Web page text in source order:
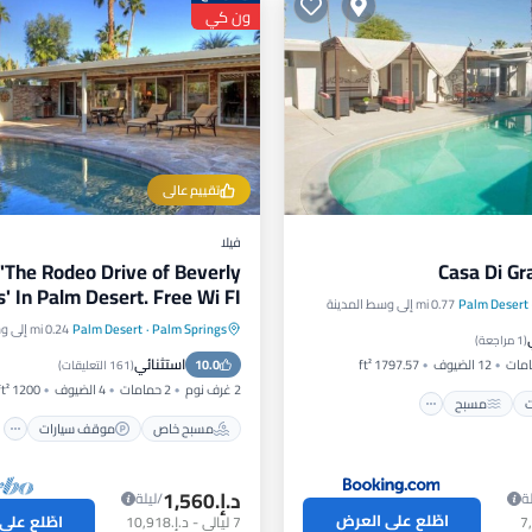
Casa Di
Palm Desert0.77 mi إلى وسط المدينة
(1 مراجعة )
12 الضيوف
1797.57 ft²
مسبح
مسبح
مطبخ
اطّلع على العرض
تقييم عالي
ون كي
فيلا
Rodeo Drive of Beverly
In Palm Desert. Free Wi FI
Palm Springs
·
Palm Desert0.24 mi إلى وسط المدينة
10.0 استثنائي(161 التعليقات )
2 غرف نوم 2 حمامات 4 الضيوف
1200 ft²
مسبح خاص
موقف سيارات
مسبح خاص
موقف سيارات
شرفة / تراس
د.إ.‏1,560
/ليلة
7ليالي- د.إ.‏10,918 اطّلع